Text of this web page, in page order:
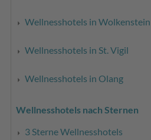
Wellnesshotels in Wolkenstein
Wellnesshotels in St. Vigil
Wellnesshotels in Olang
Wellnesshotels nach Sternen
3 Sterne Wellnesshotels